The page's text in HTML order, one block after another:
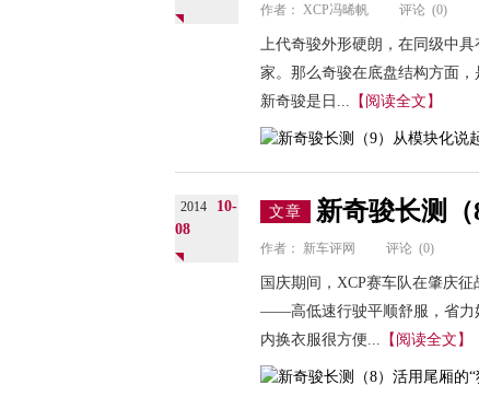
作者： XCP冯晞帆 评论 (0)
上代奇骏外形硬朗，在同级中
家。那么奇骏在底盘结构方面
新奇骏是日... 【阅读全文】
2014
10-
08
文章 新奇骏长测
作者： 新车评网 评论 (0)
国庆期间，XCP赛车队在肇庆
——高低速行驶平顺舒服，省力
内换衣服很方便... 【阅读全文】